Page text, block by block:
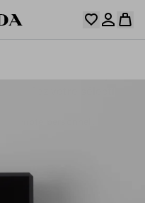
est vide